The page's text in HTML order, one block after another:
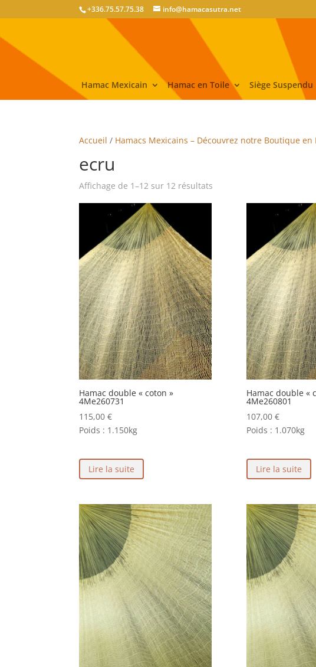
+336.75.57.75.38 info@hamacasutra.net
Hamac Mexicain Hamac en Toile Siège Suspendu
Accueil / Hamacs Mexicains – Découvrez notre Boutique en
ecru
Affichage de 1–12 sur 12 résultats
Hamac double « coton »
4Me260731
115,00€
Poids : 1.150kg
Lire la suite
Hamac double «
4Me260801
107,00 €
Poids : 1.070kg
Lire la suite